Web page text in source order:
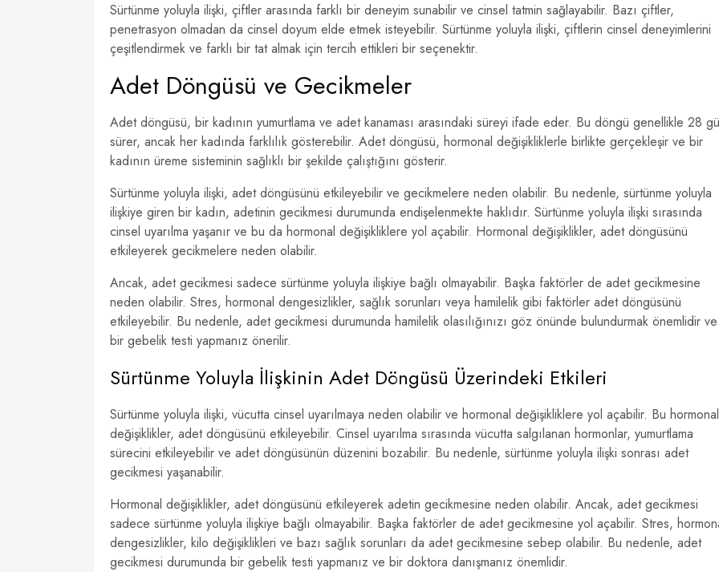
Sürtünme yoluyla ilişki, çiftler arasında farklı bir deneyim sunabilir ve cinsel tatmin sağlayabilir. Bazı çiftler,
penetrasyon olmadan da cinsel doyum elde etmek isteyebilir. Sürtünme yoluyla ilişki, çiftlerin cinsel deneyimlerini
çeşitlendirmek ve farklı bir tat almak için tercih ettikleri bir seçenektir.
Adet Döngüsü ve Gecikmeler
Adet döngüsü, bir kadının yumurtlama ve adet kanaması arasındaki süreyi ifade eder. Bu döngü genellikle 28
sürer, ancak her kadında farklılık gösterebilir. Adet döngüsü, hormonal değişikliklerle birlikte gerçekleşir ve bir
kadının üreme sisteminin sağlıklı bir şekilde çalıştığını gösterir.
Sürtünme yoluyla ilişki, adet döngüsünü etkileyebilir ve gecikmelere neden olabilir. Bu nedenle, sürtünme yoluyla
ilişkiye giren bir kadın, adetinin gecikmesi durumunda endişelenmekte haklıdır. Sürtünme yoluyla ilişki sırasında
cinsel uyarılma yaşanır ve bu da hormonal değişikliklere yol açabilir. Hormonal değişiklikler, adet döngüsünü
etkileyerek gecikmelere neden olabilir.
Ancak, adet gecikmesi sadece sürtünme yoluyla ilişkiye bağlı olmayabilir. Başka faktörler de adet gecikmesine
neden olabilir. Stres, hormonal dengesizlikler, sağlık sorunları veya hamilelik gibi faktörler adet döngüsünü
etkileyebilir. Bu nedenle, adet gecikmesi durumunda hamilelik olasılığınızı göz önünde bulundurmak önemlidir ve
bir gebelik testi yapmanız önerilir.
Sürtünme Yoluyla İlişkinin Adet Döngüsü Üzerindeki Etkileri
Sürtünme yoluyla ilişki, vücutta cinsel uyarılmaya neden olabilir ve hormonal değişikliklere yol açabilir. Bu hormonal
değişiklikler, adet döngüsünü etkileyebilir. Cinsel uyarılma sırasında vücutta salgılanan hormonlar, yumurtlama
sürecini etkileyebilir ve adet döngüsünün düzenini bozabilir. Bu nedenle, sürtünme yoluyla ilişki sonrası adet
gecikmesi yaşanabilir.
Hormonal değişiklikler, adet döngüsünü etkileyerek adetin gecikmesine neden olabilir. Ancak, adet gecikmesi
sadece sürtünme yoluyla ilişkiye bağlı olmayabilir. Başka faktörler de adet gecikmesine yol açabilir. Stres,
dengesizlikler, kilo değişiklikleri ve bazı sağlık sorunları da adet gecikmesine sebep olabilir. Bu nedenle, adet
gecikmesi durumunda bir gebelik testi yapmanız ve bir doktora danışmanız önemlidir.